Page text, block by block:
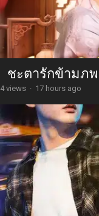
ชะตารักข้ามภพ
4 views · 17 hours ago